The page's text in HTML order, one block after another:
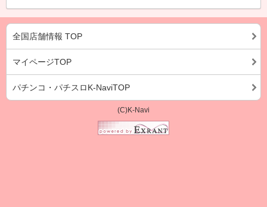
全国店舗情報 TOP
マイページTOP
パチンコ・パチスロK-NaviTOP
(C)K-Navi